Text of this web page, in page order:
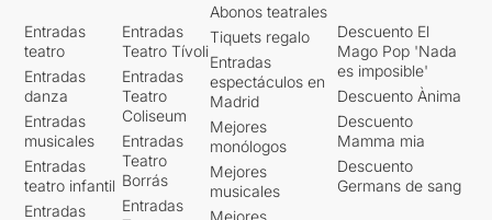
Entradas
teatro
Entradas
danza
Entradas
musicales
Entradas
teatro infantil
Entradas
Entradas
Teatro Tívoli
Entradas
Teatro
Coliseum
Entradas
Teatro
Borrás
Entradas
Abonos teatrales
Tiquets regalo
Entradas
espectáculos en
Madrid
Mejores
monólogos
Mejores
musicales
Mejores
Descuento El
Mago Pop 'Nada
es imposible'
Descuento Ànima
Descuento
Mamma mia
Descuento
Germans de sang